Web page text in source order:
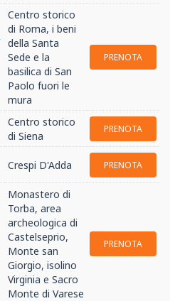
Centro storico
di Roma, i beni
della Santa
Sede e la
basilica di San
Paolo fuori le
mura
PRENOTA
Centro storico
di Siena
PRENOTA
Crespi D'Adda PRENOTA
Monastero di
Torba, area
archeologica di
Castelseprio,
Monte san
Giorgio, isolino
Virginia e Sacro
Monte di Varese
PRENOTA